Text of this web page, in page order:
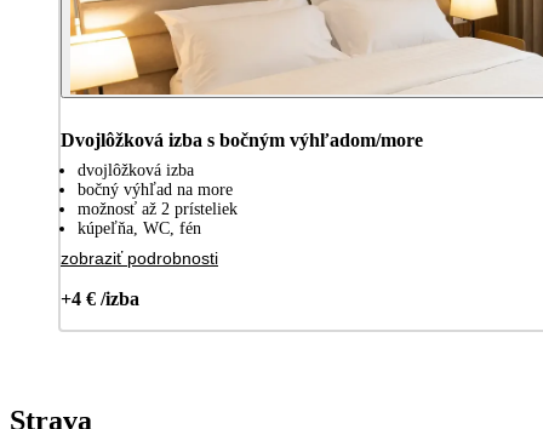
Dvojlôžková izba s bočným výhľadom/more
dvojlôžková izba
bočný výhľad na more
možnosť až 2 prísteliek
kúpeľňa, WC, fén
zobraziť podrobnosti
+4 € /izba
Strava